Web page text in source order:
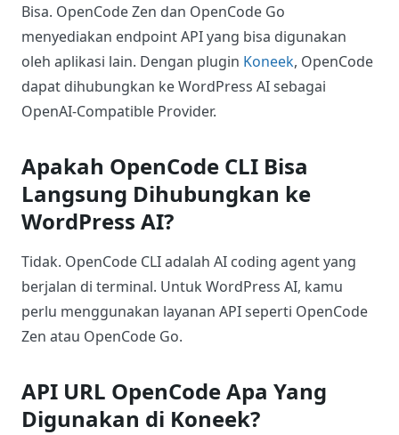
Bisa. OpenCode Zen dan OpenCode Go
menyediakan endpoint API yang bisa digunakan
oleh aplikasi lain. Dengan plugin Koneek, OpenCode
dapat dihubungkan ke WordPress AI sebagai
OpenAI-Compatible Provider.
Apakah OpenCode CLI Bisa
Langsung Dihubungkan ke
WordPress AI?
Tidak. OpenCode CLI adalah AI coding agent yang
berjalan di terminal. Untuk WordPress AI, kamu
perlu menggunakan layanan API seperti OpenCode
Zen atau OpenCode Go.
API URL OpenCode Apa Yang
Digunakan di Koneek?